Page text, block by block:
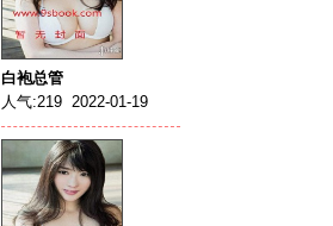
白袍总管
人气:219 2022-01-19